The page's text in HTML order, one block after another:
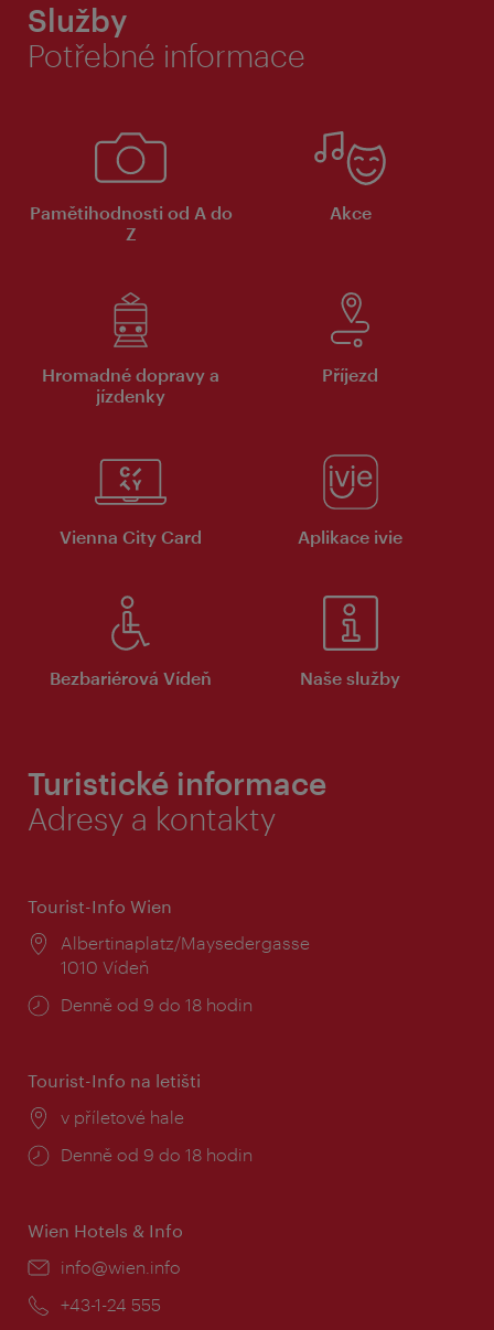
Služby
Potřebné informace
Pamětihodnosti od A do
Z
Akce
Hromadné dopravy a
jízdenky
Příjezd
Vienna City Card Aplikace ivie
Bezbariérová Vídeň Naše služby
Turistické informace
Adresy a kontakty
Tourist-Info Wien
Místo:
Albertinaplatz/Maysedergasse
1010 Vídeň
Provozní
Denně od 9 do 18 hodin
Tourist-Info na letišti
Místo:
v příletové hale
Provozní
Denně od 9 do 18 hodin
Wien Hotels & Info
E-
info@wien.info
Telefon:
+43-1-24 555